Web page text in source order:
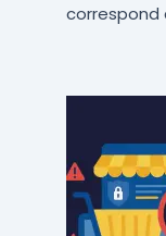
correspond